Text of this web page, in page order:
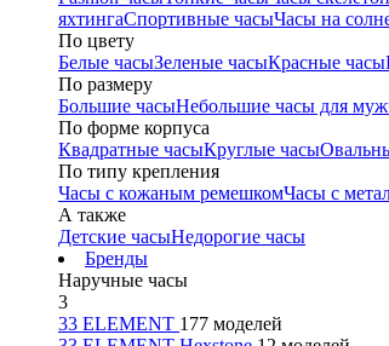
яхтингаСпортивные часыЧасы на
По цвету
Белые часыЗеленые часыКрасные часы
По размеру
Большие часыНебольшие часы для
По форме корпуса
Квадратные часыКруглые часы
По типу крепления
Часы с кожаным ремешкомЧасы с
А также
Детские часыНедорогие часы
Бренды
Наручные часы
3
33 ELEMENT 177 моделей